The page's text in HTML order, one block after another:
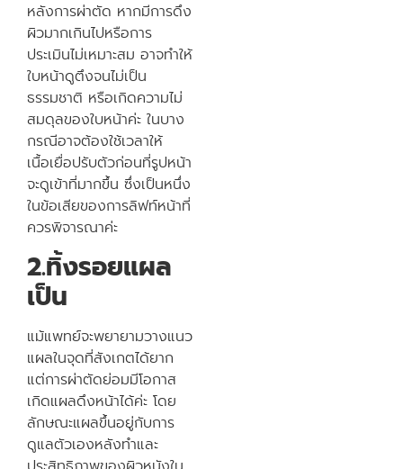
หลังการผ่าตัด หากมีการดึง
ผิวมากเกินไปหรือการ
ประเมินไม่เหมาะสม อาจทำให้
ใบหน้าดูตึงจนไม่เป็น
ธรรมชาติ หรือเกิดความไม่
สมดุลของใบหน้าค่ะ ในบาง
กรณีอาจต้องใช้เวลาให้
เนื้อเยื่อปรับตัวก่อนที่รูปหน้า
จะดูเข้าที่มากขึ้น ซึ่งเป็นหนึ่ง
ในข้อเสียของการลิฟท์หน้าที่
ควรพิจารณาค่ะ
2.ทิ้งรอยแผล
เป็น
แม้แพทย์จะพยายามวางแนว
แผลในจุดที่สังเกตได้ยาก
แต่การผ่าตัดย่อมมีโอกาส
เกิดแผลดึงหน้าได้ค่ะ โดย
ลักษณะแผลขึ้นอยู่กับการ
ดูแลตัวเองหลังทำและ